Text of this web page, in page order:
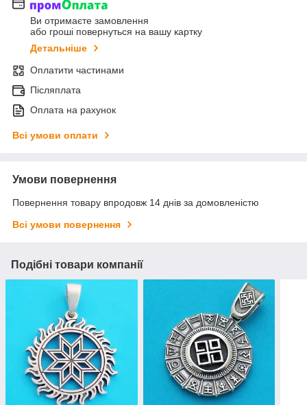
Ви отримаєте замовлення
або гроші повернуться на вашу картку
Детальніше
Оплатити частинами
Післяплата
Оплата на рахунок
Всі умови оплати
Умови повернення
Повернення товару впродовж 14 днів за домовленістю
Всі умови повернення
Подібні товари компанії